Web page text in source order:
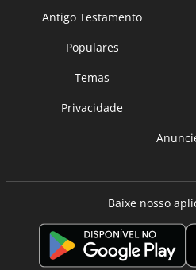
Antigo Testamento
Populares
Temas
Privacidade
Baixe nosso